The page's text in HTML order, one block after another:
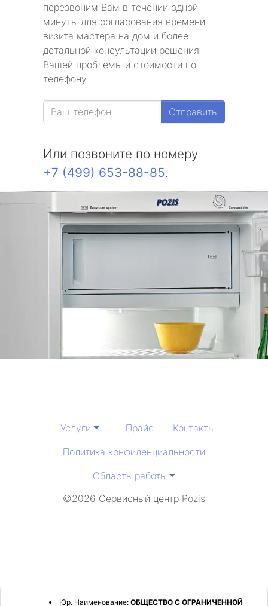
перезвоним Вам в течении одной
минуты для согласования времени
визита мастера на дом и более
детальной консультации решения
Вашей проблемы и стоимости по
телефону.
Отправить
Или позвоните по номеру
+7 (499) 653-88-85.
Услуги Прайс
Контакты
Политика конфиденциальности
Область работы
©2026 Сервисный центр Pozis
Юр. Наименование: ОБЩЕСТВО С ОГРАНИЧЕННОЙ